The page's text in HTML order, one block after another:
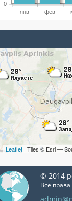
янв фев
0
Leaflet | Tiles © Esri —
© 2014
Все